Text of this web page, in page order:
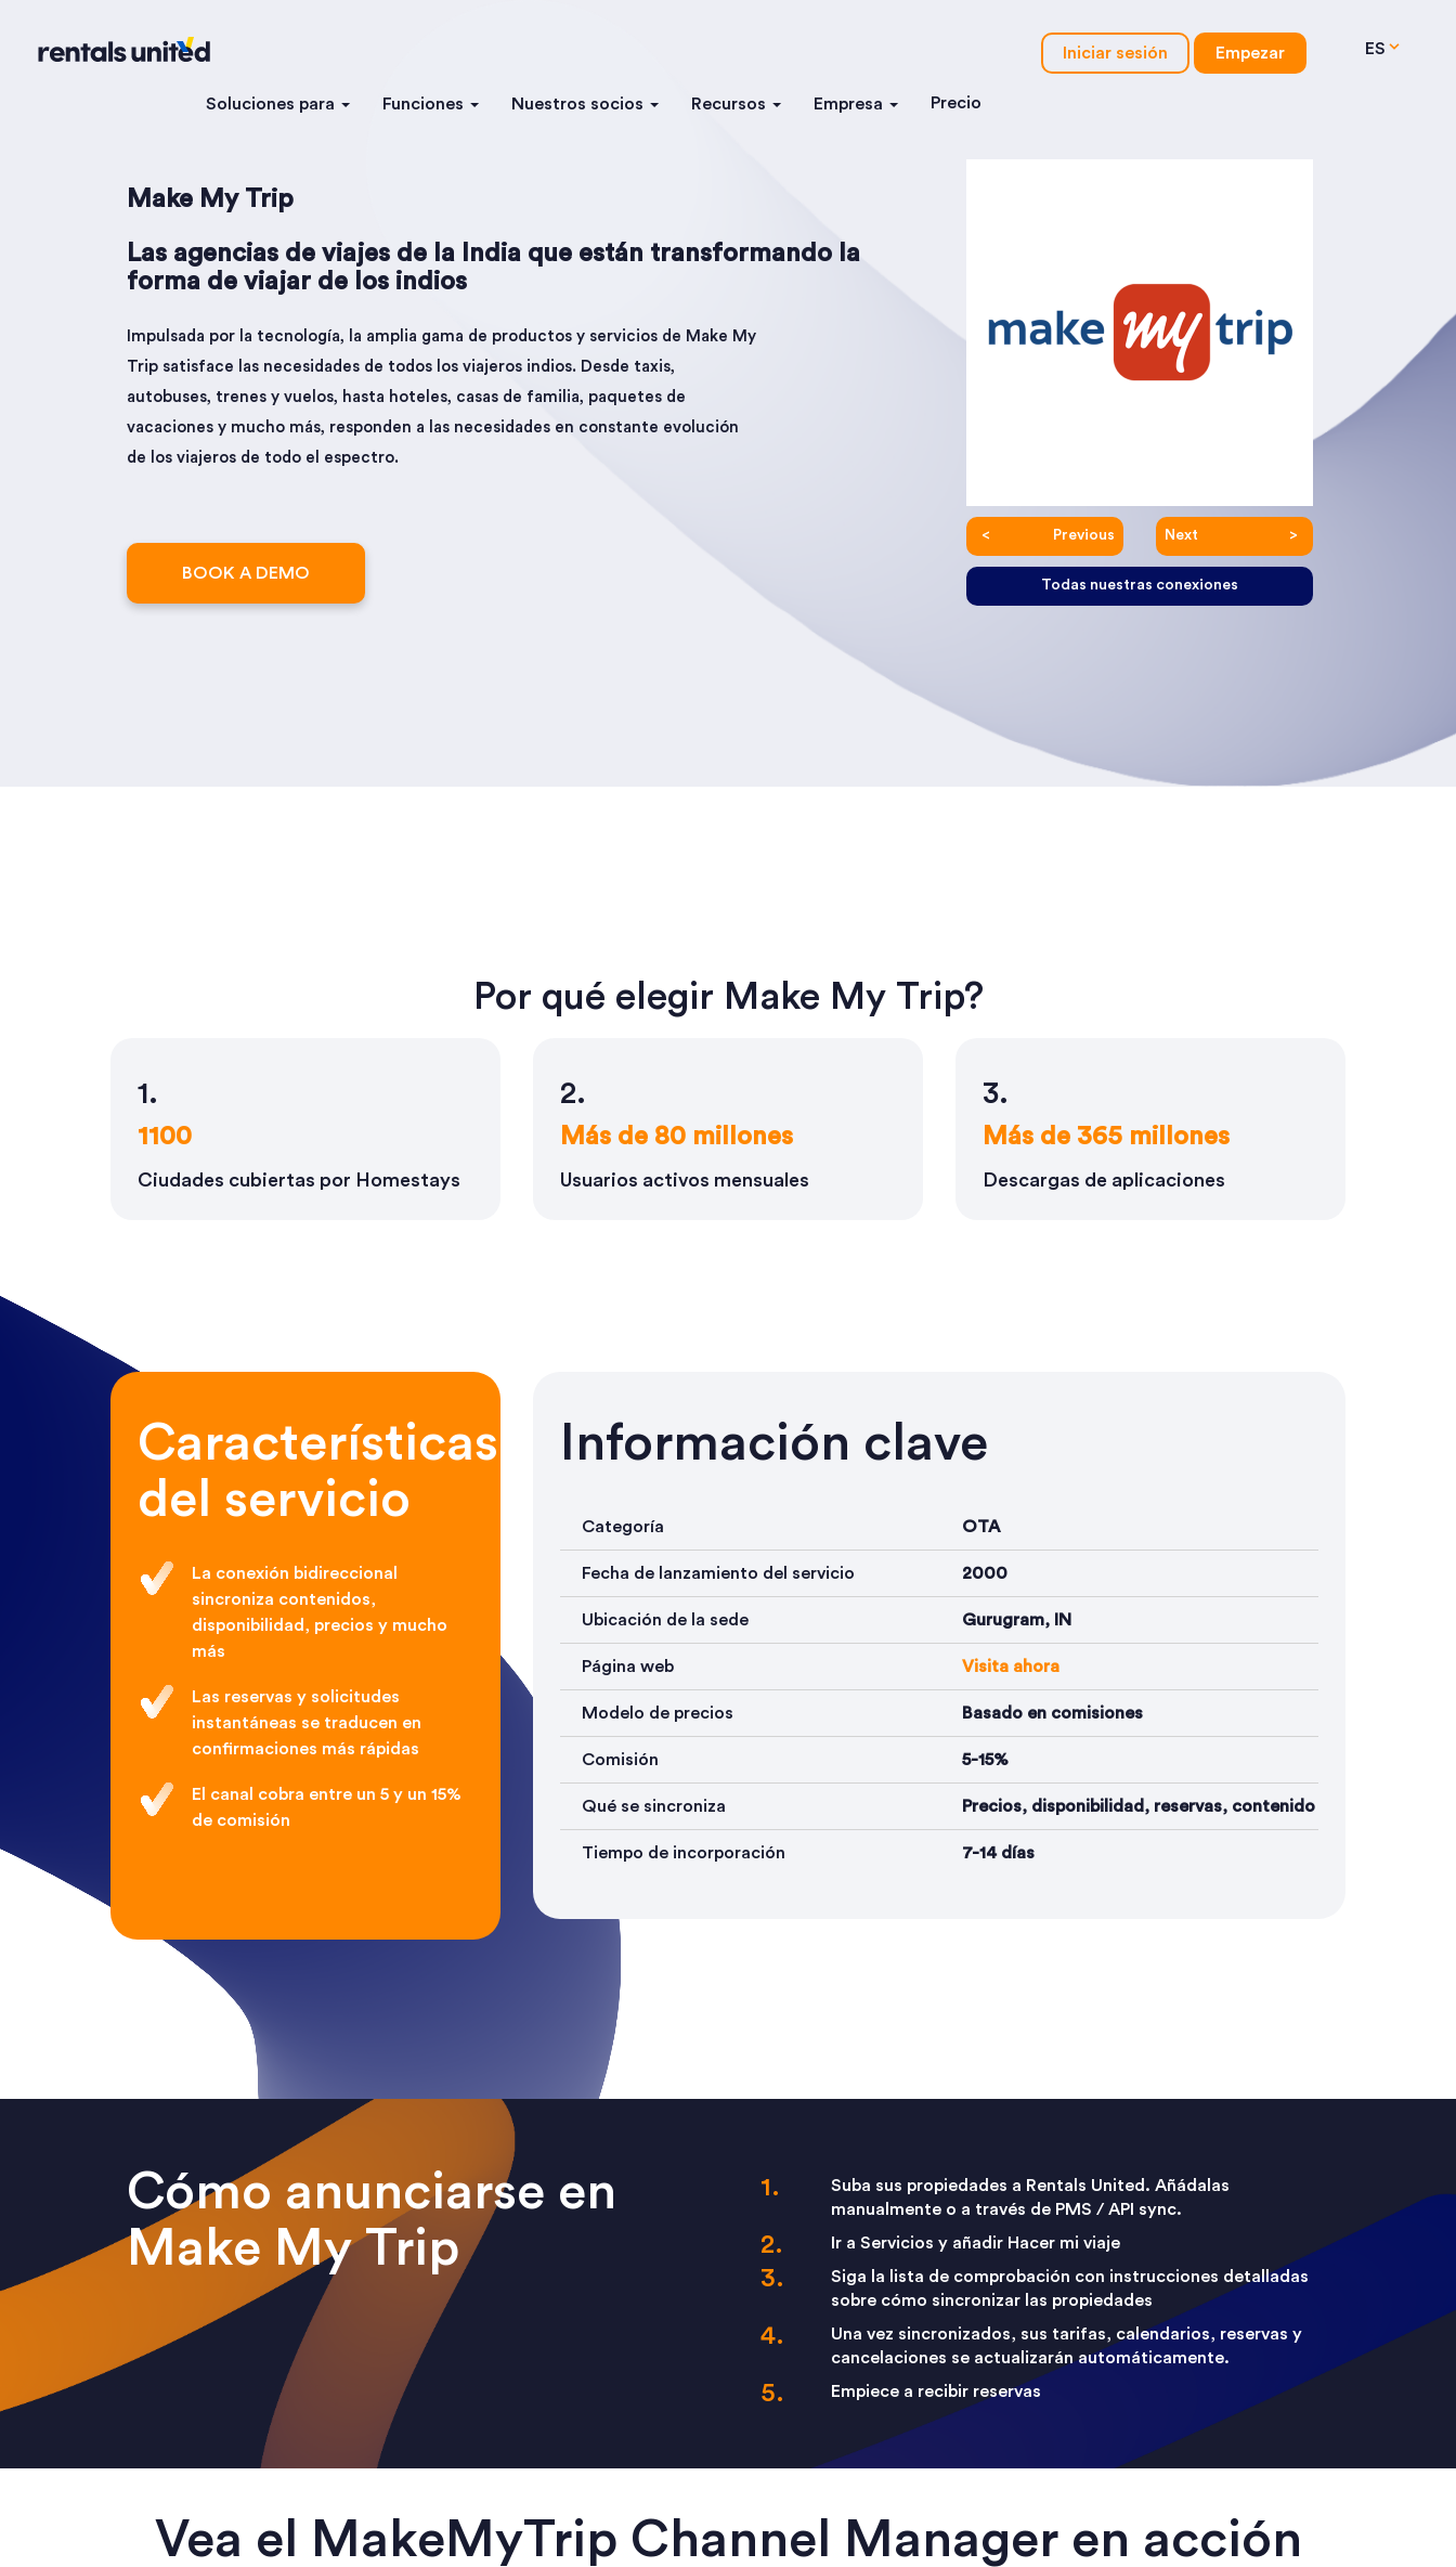
ES
Iniciar sesión Empezar
Soluciones para Funciones Nuestros socios Recursos Empresa Precio
Make My Trip
Las agencias de viajes de la India que están transformando la
forma de viajar de los indios
Impulsada por la tecnología, la amplia gama de productos y servicios de Make My
Trip satisface las necesidades de todos los viajeros indios. Desde taxis,
autobuses, trenes y vuelos, hasta hoteles, casas de familia, paquetes de
vacaciones y mucho más, responden a las necesidades en constante evolución
de los viajeros de todo el espectro.
BOOK A DEMO
Previous Next
Todas nuestras conexiones
Por qué elegir Make My Trip?
1.
1100
Ciudades cubiertas por Homestays
2.
Más de 80 millones
Usuarios activos mensuales
3.
Más de 365 millones
Descargas de aplicaciones
Características
del servicio
La conexión bidireccional
sincroniza contenidos,
disponibilidad, precios y mucho
más
Las reservas y solicitudes
instantáneas se traducen en
confirmaciones más rápidas
El canal cobra entre un 5 y un 15%
de comisión
Información clave
Categoría OTA
Fecha de lanzamiento del servicio 2000
Ubicación de la sede Gurugram, IN
Página web Visita ahora
Modelo de precios Basado en comisiones
Comisión 5-15%
Qué se sincroniza Precios, disponibilidad, reservas, contenido
Tiempo de incorporación 7-14 días
Cómo anunciarse en
Make My Trip
Suba sus propiedades a Rentals United. Añádalas
manualmente o a través de PMS / API sync.
Ir a Servicios y añadir Hacer mi viaje
Siga la lista de comprobación con instrucciones detalladas
sobre cómo sincronizar las propiedades
Una vez sincronizados, sus tarifas, calendarios, reservas y
cancelaciones se actualizarán automáticamente.
Empiece a recibir reservas
Vea el MakeMyTrip Channel Manager en acción